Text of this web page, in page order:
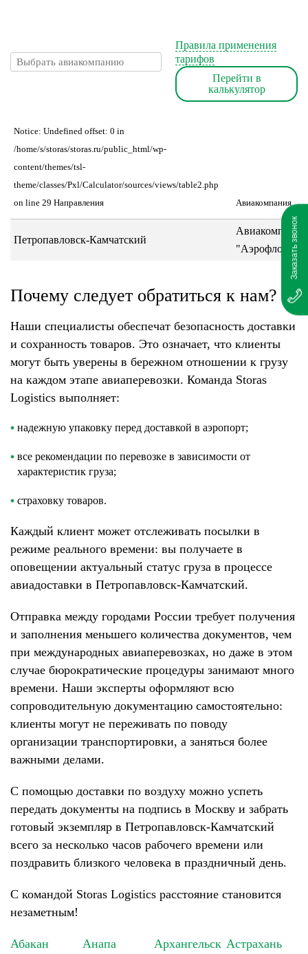
Заказать звонок
Правила применения
тарифов
Перейти в
калькулятор
Notice: Undefined offset: 0 in
/home/s/storas/storas.ru/public_html/wp-
content/themes/tsl-
theme/classes/Pxl/Calculator/sources/views/table2.php
on line 29 Направления
Авиакомпания
Петропавловск-Камчатский
Авиакомпания
"Аэрофлот"
Почему следует обратиться к нам?
Наши специалисты обеспечат безопасность доставки
и сохранность товаров. Это означает, что клиенты
могут быть уверены в бережном отношении к грузу
на каждом этапе авиаперевозки. Команда Storas
Logistics выполняет:
надежную упаковку перед доставкой в аэропорт;
все рекомендации по перевозке в зависимости от
характеристик груза;
страховку товаров.
Каждый клиент может отслеживать посылки в
режиме реального времени: вы получаете в
оповещении актуальный статус груза в процессе
авиадоставки в Петропавловск-Камчатский.
Отправка между городами России требует получения
и заполнения меньшего количества документов, чем
при международных авиаперевозках, но даже в этом
случае бюрократические процедуры занимают много
времени. Наши эксперты оформляют всю
сопроводительную документацию самостоятельно:
клиенты могут не переживать по поводу
организации транспортировки, а заняться более
важными делами.
С помощью доставки по воздуху можно успеть
передать документы на подпись в Москву и забрать
готовый экземпляр в Петропавловск-Камчатский
всего за несколько часов рабочего времени или
поздравить близкого человека в праздничный день.
С командой Storas Logistics расстояние становится
незаметным!
Абакан Анапа Архангельск Астрахань